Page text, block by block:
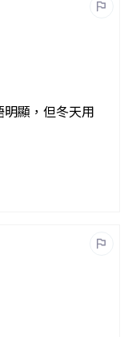
顯，但冬天用